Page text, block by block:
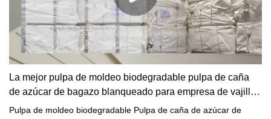
La mejor pulpa de moldeo biodegradable pulpa de caña
de azúcar de bagazo blanqueado para empresa de vajilla
de fibra - Qingya Paper
Pulpa de moldeo biodegradable Pulpa de caña de azúcar de